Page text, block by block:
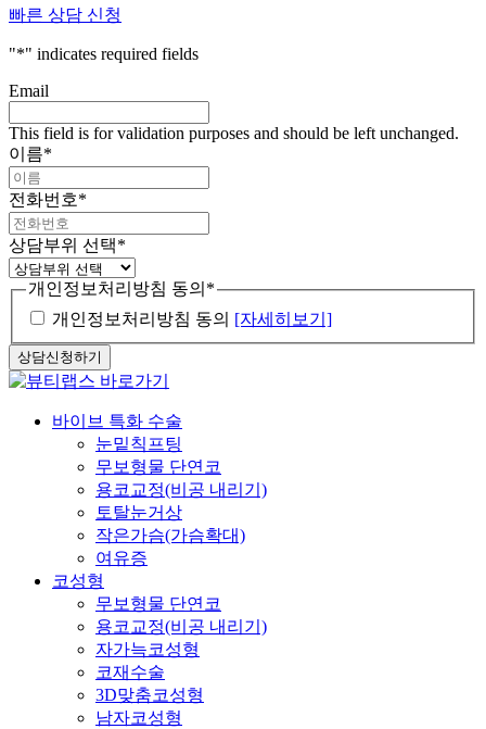
빠른 상담 신청
"*" indicates required fields
Email
This field is for validation purposes and should be left unchanged.
이름*
전화번호*
상담부위 선택*
개인정보처리방침 동의 *
개인정보처리방침 동의 [자세히보기]
Close
바이브 특화 수술
눈밑칙프팅
무보형물 단연코
용코교정(비공 내리기)
토탈눈거상
작은가슴(가슴확대)
여유증
코성형
무보형물 단연코
용코교정(비공 내리기)
자가늑코성형
코재수술
3D맞춤코성형
남자코성형